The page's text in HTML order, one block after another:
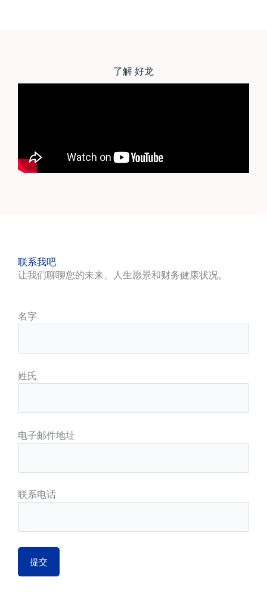
了解 好龙
联系我吧
让我们聊聊您的未来、人生愿景和财务健康状况。
名字
姓氏
电子邮件地址
联系电话